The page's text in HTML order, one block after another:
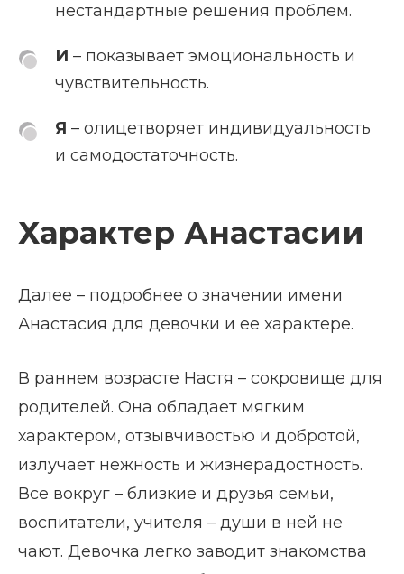
нестандартные решения проблем.
И – показывает эмоциональность и
чувствительность.
Я – олицетворяет индивидуальность
и самодостаточность.
Характер Анастасии
Далее – подробнее о значении имени
Анастасия для девочки и ее характере.
В раннем возрасте Настя – сокровище для
родителей. Она обладает мягким
характером, отзывчивостью и добротой,
излучает нежность и жизнерадостность.
Все вокруг – близкие и друзья семьи,
воспитатели, учителя – души в ней не
чают. Девочка легко заводит знакомства